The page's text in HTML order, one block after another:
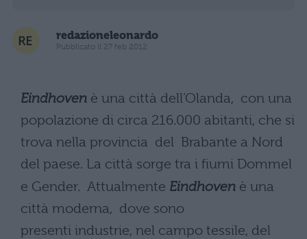
redazioneleonardo
Pubblicato il 27 feb 2012
Eindhoven è una città dell’Olanda, con una
popolazione di circa 216.000 abitanti, che si
trova nella provincia del Brabante a Nord
del paese. La città sorge tra i fiumi Dommel
e Gender. Attualmente Eindhoven è una
città moderna, dove sono
presenti industrie, nel campo tessile, del